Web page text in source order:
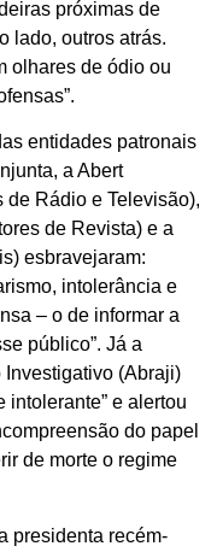
próximas de
lado, outros atrás.
olhares de ódio ou
entidades patronais
a Abert
Rádio e Televisão),
de Revista) e a
esbravejaram:
intolerância e
– o de informar a
público”. Já a
(Abraji)
intolerante” e alertou
do papel
de morte o regime
presidenta recém-